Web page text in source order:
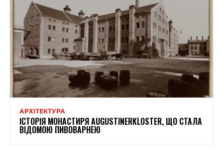
АРХІТЕКТУРА
ІСТОРІЯ МОНАСТИРЯ AUGUSTINERKLOSTER, ЩО СТАЛА
ВІДОМОЮ ПИВОВАРНЕЮ